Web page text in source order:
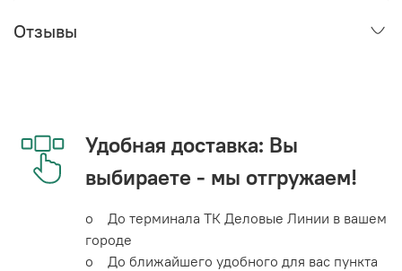
Отзывы
Удобная доставка: Вы
выбираете - мы отгружаем!
o До терминала ТК Деловые Линии в вашем
городе
o До ближайшего удобного для вас пункта